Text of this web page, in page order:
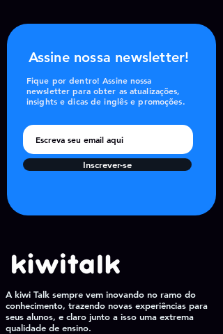
Assine nossa newsletter!
Fique por dentro! Assine nossa
newsletter para obter as atualizações,
insights e dicas de inglês e promoções.
Inscrever-se
A kiwi Talk sempre vem inovando no ramo do
conhecimento, trazendo novas experiências para
seus alunos, e claro junto a isso uma extrema
qualidade de ensino.